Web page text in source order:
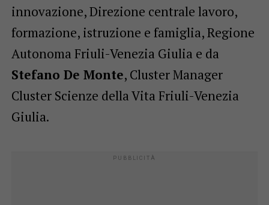
innovazione, Direzione centrale lavoro,
formazione, istruzione e famiglia, Regione
Autonoma Friuli-Venezia Giulia e da
Stefano De Monte, Cluster Manager
Cluster Scienze della Vita Friuli-Venezia
Giulia.